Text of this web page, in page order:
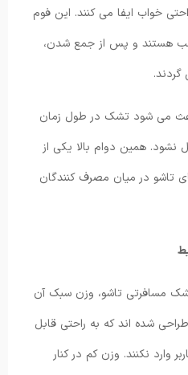
خواب ایفا می کنند. این فوم
هستند و پس از جمع شدن،
گردند.
باعث می شود تشک در طول زمان
همین دوام بالا یکی از
تاشو در میان مصرف کنندگان
مسافرتی تاشو، وزن سبک آن
شده اند که به راحتی قابل
وارد نکنند. وزن کم در کنار